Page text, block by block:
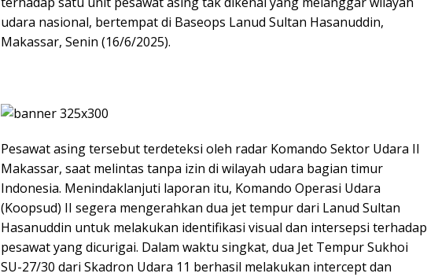
udara nasional, bertempat di Baseops Lanud Sultan Hasanuddin,
Makassar, Senin (16/6/2025).
Pesawat asing tersebut terdeteksi oleh radar Komando Sektor Udara II
Makassar, saat melintas tanpa izin di wilayah udara bagian timur
Indonesia. Menindaklanjuti laporan itu, Komando Operasi Udara
(Koopsud) II segera mengerahkan dua jet tempur dari Lanud Sultan
Hasanuddin untuk melakukan identifikasi visual dan intersepsi terhadap
pesawat yang dicurigai. Dalam waktu singkat, dua Jet Tempur Sukhoi
SU-27/30 dari Skadron Udara 11 berhasil melakukan intercept dan